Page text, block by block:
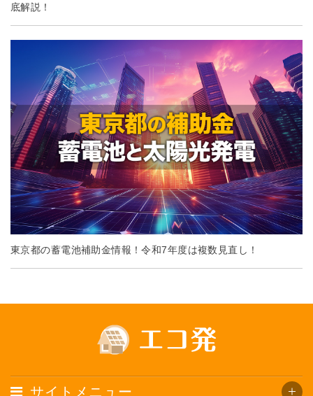
底解説！
東京都の蓄電池補助金情報！令和7年度は複数見直し！
サイトメニュー